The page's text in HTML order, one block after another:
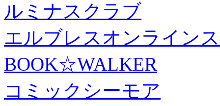
ルミナスクラブ
エルブレスオンライン
BOOK☆WALKER
コミックシーモア